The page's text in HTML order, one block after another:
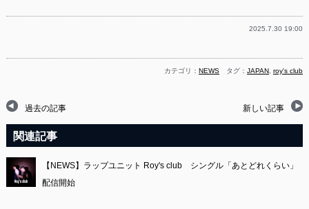
2025.7.30 19:00
カテゴリ：NEWS タグ：JAPAN,roy's club
過去の記事 新しい記事
関連記事
【NEWS】ラップユニット Roy's club シングル「あとどれくらい」
配信開始